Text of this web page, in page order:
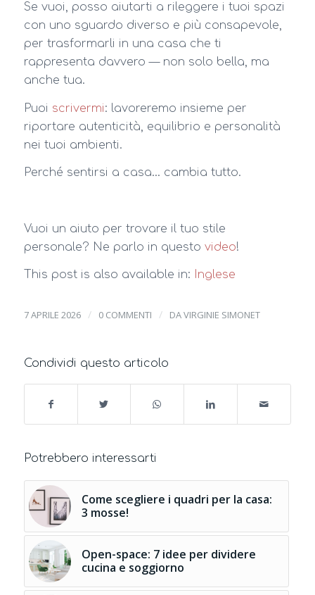
Se vuoi, posso aiutarti a rileggere i tuoi spazi
con uno sguardo diverso e più consapevole,
per trasformarli in una casa che ti
rappresenta davvero — non solo bella, ma
anche tua.
Puoi scrivermi: lavoreremo insieme per
riportare autenticità, equilibrio e personalità
nei tuoi ambienti.
Perché sentirsi a casa… cambia tutto.
Vuoi un aiuto per trovare il tuo stile
personale? Ne parlo in questo video!
This post is also available in: Inglese
7 APRILE 2026 / 0 COMMENTI / DAVIRGINIE SIMONET
Condividi questo articolo
Potrebbero interessarti
Come scegliere i quadri per la casa:
3 mosse!
Open-space: 7 idee per dividere
cucina e soggiorno